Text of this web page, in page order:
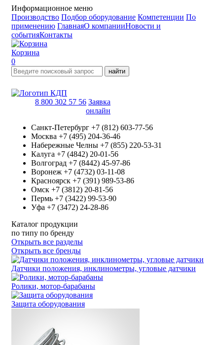
Информационное меню
Производство Подбор оборудование Компетенции По
применению ГлавнаяО компанииНовости и
событияКонтакты
Корзина
0
найти
8 800 302 57 56 Заявка
онлайн
Санкт-Петербург +7 (812) 603-77-56
Москва +7 (495) 204-36-46
Набережные Челны +7 (855) 220-53-31
Калуга +7 (4842) 20-01-56
Волгоград +7 (8442) 45-97-86
Воронеж +7 (4732) 03-11-08
Красноярск +7 (391) 989-53-86
Омск +7 (3812) 20-81-56
Пермь +7 (3422) 99-53-90
Уфа +7 (3472) 24-28-86
Каталог продукции
по типу по бренду
Открыть все разделы
Открыть все бренды
Датчики положения, инклинометры, угловые датчики
Ролики, мотор-барабаны
Защита оборудования